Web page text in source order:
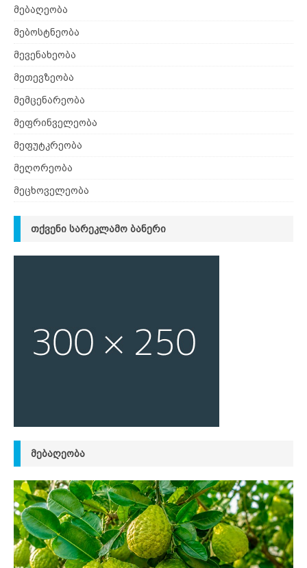
მებაღეობა
მებოსტნეობა
მევენახეობა
მეთევზეობა
მემცენარეობა
მეფრინველეობა
მეფუტკრეობა
მეღორეობა
მეცხოველეობა
ᲗᲥᲕᲔᲜᲘ ᲡᲐᲠᲔᲙᲚᲐᲛᲝ ᲑᲐᲜᲔᲠᲘ
ᲛᲔᲑᲐᲦᲔᲝᲑᲐ